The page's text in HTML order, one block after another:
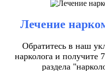
Лечение
Обратитесь в наш
нарколога и получите
раздела